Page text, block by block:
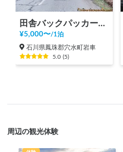
田舎バックパッカーハウス Station 2
¥5,000〜/1泊
石川県鳳珠郡穴水町岩車
5.0 (5)
周辺の観光体験